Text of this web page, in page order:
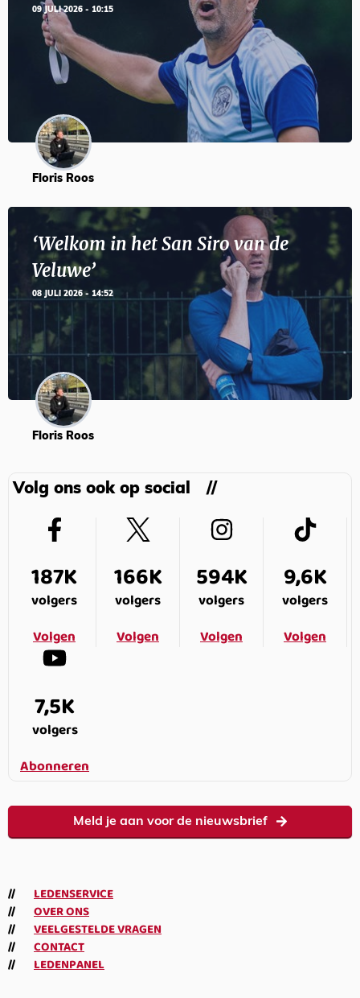
09 JULI 2026 - 10:15
Floris Roos
‘Welkom in het San Siro van de
Veluwe’
08 JULI 2026 - 14:52
Floris Roos
Volg ons ook op social
187K
volgers
Volgen
166K
volgers
Volgen
594K
volgers
Volgen
9,6K
volgers
Volgen
7,5K
volgers
Abonneren
Meld je aan voor de nieuwsbrief
LEDENSERVICE
OVER ONS
VEELGESTELDE VRAGEN
CONTACT
LEDENPANEL